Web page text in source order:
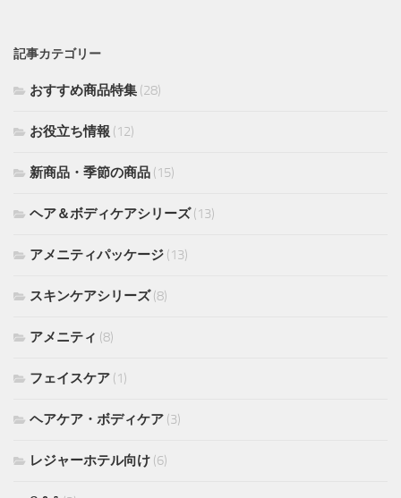
記事カテゴリー
おすすめ商品特集 (28)
お役立ち情報 (12)
新商品・季節の商品 (15)
ヘア＆ボディケアシリーズ(13)
アメニティパッケージ (13)
スキンケアシリーズ(8)
アメニティ (8)
フェイスケア (1)
ヘアケア・ボディケア (3)
レジャーホテル向け (6)